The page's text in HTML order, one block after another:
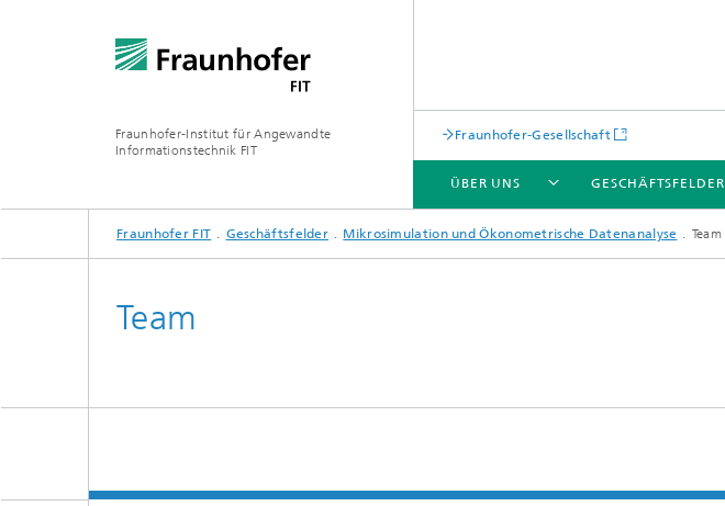
Fraunhofer-Institut für Angewandte
Informationstechnik FIT
Fraunhofer-Gesellschaft
ÜBER UNS
ÜBER UNS
GESCHÄFTSFELDER
GESCHÄFTSFELDER
WEITERBILDUNGEN
PUBLIKATIONEN
Fraunhofer FIT Geschäftsfelder Mikrosimulation und Ökonometrische Datenanalyse Team
Team